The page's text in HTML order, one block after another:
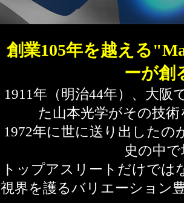
創業105年を越える
ーが創
1911年（明治44年）、大
た山本光学がその技
1972年に世に送り出したの
史の中
トップアスリートだけでは
視界を護るバリエーション